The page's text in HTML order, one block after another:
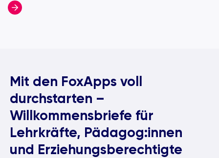
Mit den FoxApps voll
durchstarten –
Willkommensbriefe für
Lehrkräfte, Pädagog:innen
und Erziehungsberechtigte